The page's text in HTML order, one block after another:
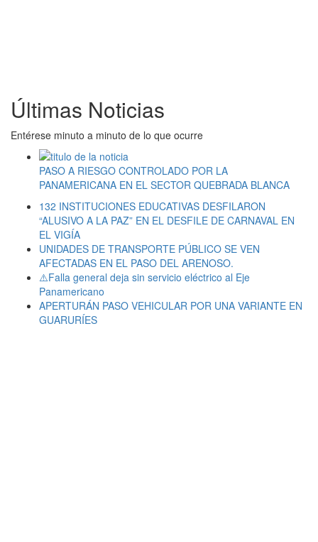
Últimas Noticias
Entérese minuto a minuto de lo que ocurre
PASO A RIESGO CONTROLADO POR LA
PANAMERICANA EN EL SECTOR QUEBRADA BLANCA
132 INSTITUCIONES EDUCATIVAS DESFILARON
“ALUSIVO A LA PAZ” EN EL DESFILE DE CARNAVAL EN
EL VIGÍA
UNIDADES DE TRANSPORTE PÚBLICO SE VEN
AFECTADAS EN EL PASO DEL ARENOSO.
⚠️Falla general deja sin servicio eléctrico al Eje
Panamericano
APERTURÁN PASO VEHICULAR POR UNA VARIANTE EN
GUARURÍES